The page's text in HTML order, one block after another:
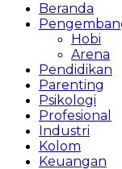
Beranda
Hobi
Arena
Pendidikan
Parenting
Psikologi
Profesional
Industri
Kolom
Keuangan